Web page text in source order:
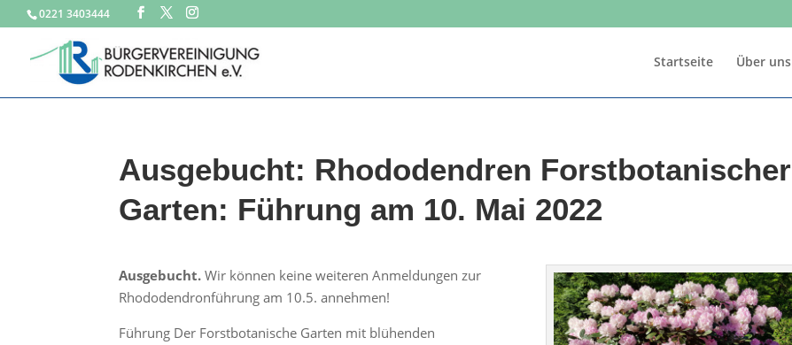
0221 3403444
Startseite Über uns
Ausgebucht: Rhododendren Forstbotanischer
Garten: Führung am 10. Mai 2022
Ausgebucht. Wir können keine weiteren Anmeldungen zur
Rhododendronführung am 10.5. annehmen!
Führung Der Forstbotanische Garten mit blühenden